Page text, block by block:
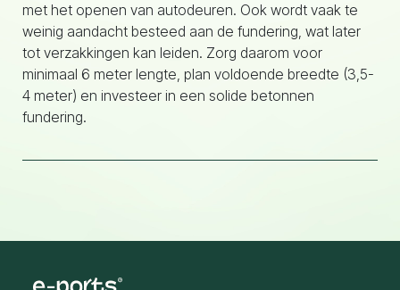
met het openen van autodeuren. Ook wordt vaak te
weinig aandacht besteed aan de fundering, wat later
tot verzakkingen kan leiden. Zorg daarom voor
minimaal 6 meter lengte, plan voldoende breedte (3,5-
4 meter) en investeer in een solide betonnen
fundering.